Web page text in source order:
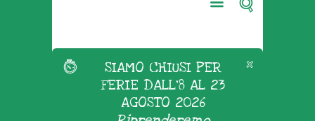
SIAMO CHIUSI PER
FERIE DALL'8 AL 23
AGOSTO 2026